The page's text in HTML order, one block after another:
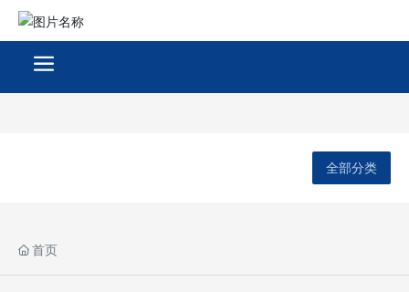
全部分类
首页